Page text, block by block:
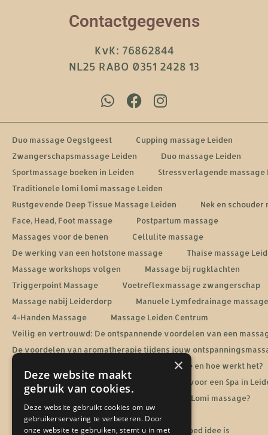
Contactgegevens
KvK: 76862844
NL25 RABO 0351 2428 13
Duo massage Oegstgeest
Cupping massage Leiden
Zwangerschapsmassage Leiden
Duo massage Leiden
Sportmassage boeken in Leiden
Stressverlagende massage
Traditionele lomi lomi massage Leiden
Rustgevende Deep Tissue Massage Leiden
Nek en schouder
Face, Head, Foot massage
Postpartum massage
Massages voor de benen
Cellulite massage
De werking van een hotstone massage
Thaise massage
Massage workshops volgen
Massage bij rugklachten
Triggerpoint Massage
Voetreflexmassage zwangerschap
Massage nabij Leiderdorp
Manuele Lymfedrainage massage
4-Handen Massage
Massage Leiden Centrum
Veilig en vertrouwd: De ontspannende voordelen van een
De voordelen van aromatherapie tijdens jouw
Energetische heling: Wat is een Reiki massage en hoe werkt het?
De ultieme ontspanningservaring: Jouw gids voor een Spa in
Sportmassage in Leiden
Wat is een Lomi Lomi massage?
De rol van massage bij een burn-out herstel
Waarom een massage cadeaubon altijd een goed idee is
×
Deze website maakt
gebruik van cookies.
Deze website gebruikt cookies om uw
gebruikerservaring te verbeteren. Door
onze website te gebruiken, stemt u in met